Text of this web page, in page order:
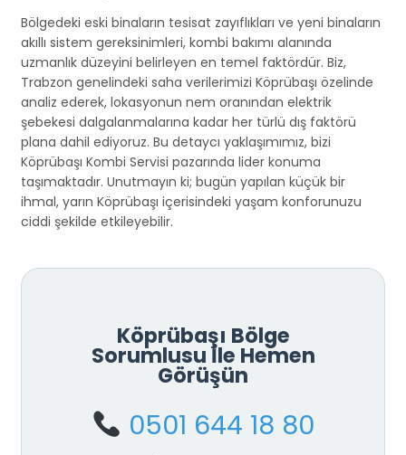
Bölgedeki eski binaların tesisat zayıflıkları ve yeni binaların
akıllı sistem gereksinimleri, kombi bakımı alanında
uzmanlık düzeyini belirleyen en temel faktördür. Biz,
Trabzon genelindeki saha verilerimizi Köprübaşı özelinde
analiz ederek, lokasyonun nem oranından elektrik
şebekesi dalgalanmalarına kadar her türlü dış faktörü
plana dahil ediyoruz. Bu detaycı yaklaşımımız, bizi
Köprübaşı Kombi Servisi pazarında lider konuma
taşımaktadır. Unutmayın ki; bugün yapılan küçük bir
ihmal, yarın Köprübaşı içerisindeki yaşam konforunuzu
ciddi şekilde etkileyebilir.
Köprübaşı Bölge
Sorumlusu İle Hemen
Görüşün
0501 644 18 80